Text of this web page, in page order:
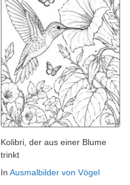
Kolibri, der aus einer Blume
trinkt
In Ausmalbilder von Vögel